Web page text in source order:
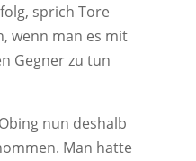
sprich Tore
wenn man es mit
Gegner zu tun
nun deshalb
Man hatte